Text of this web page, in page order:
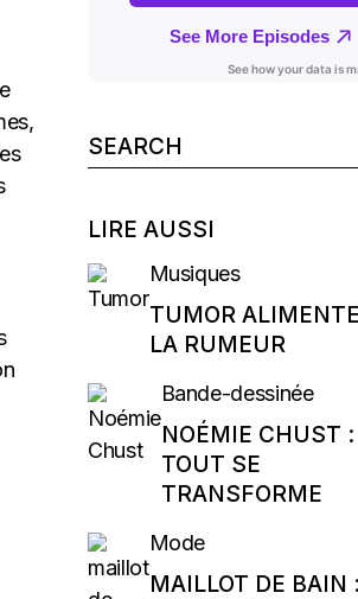
Search
for:
LIRE AUSSI
Musiques
TUMOR ALIMENTE
LA RUMEUR
Bande-dessinée
NOÉMIE CHUST :
TOUT SE
TRANSFORME
Mode
MAILLOT DE BAIN :